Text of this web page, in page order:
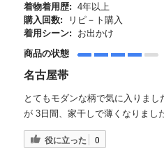
着物着用歴: 4年以上
購入回数:
リピ－ト購入
着用シーン:
お出かけ
商品の状態
名古屋帯
とてもモダンな柄で気に入りま
が 3日間、家干しで薄くなりまし
役に立った 0